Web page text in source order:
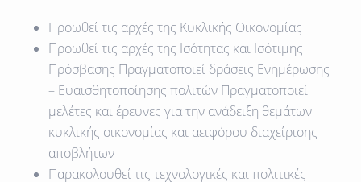
Προωθεί τις αρχές της Κυκλικής Οικονομίας
Προωθεί τις αρχές της Ισότητας και Ισότιμης
Πρόσβασης Πραγματοποιεί δράσεις Ενημέρωσης
– Ευαισθητοποίησης πολιτών Πραγματοποιεί
μελέτες και έρευνες για την ανάδειξη θεμάτων
κυκλικής οικονομίας και αειφόρου διαχείρισης
αποβλήτων
Παρακολουθεί τις τεχνολογικές και πολιτικές